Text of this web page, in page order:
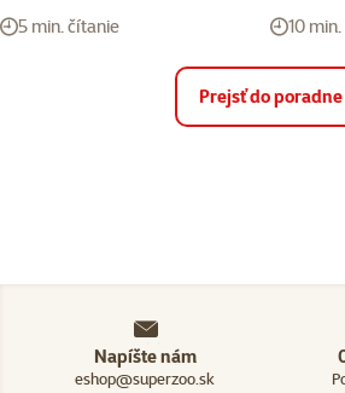
5 min. čítanie 10
Prejsť do poradne
Napíšte nám
eshop@superzoo.sk